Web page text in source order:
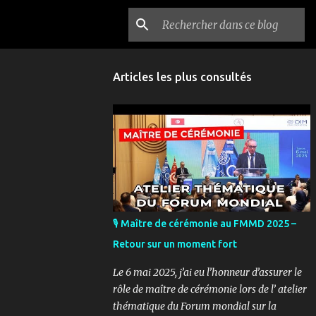
Articles les plus consultés
🎙️ Maître de cérémonie au FMMD 2025 –
Retour sur un moment fort
Le 6 mai 2025, j’ai eu l’honneur d’assurer le
rôle de maître de cérémonie lors de l’ atelier
thématique du Forum mondial sur la